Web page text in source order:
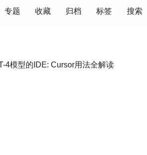
专题 收藏 归档 标签 搜索
4模型的IDE: Cursor用法全解读